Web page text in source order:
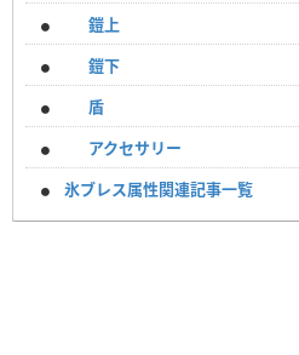
鎧上
鎧下
盾
アクセサリー
氷ブレス属性関連記事一覧